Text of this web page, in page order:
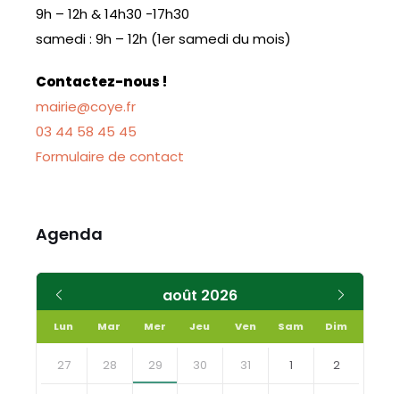
9h – 12h & 14h30 -17h30
samedi : 9h – 12h (1er samedi du mois)
Contactez-nous !
mairie@coye.fr
03 44 58 45 45
Formulaire de contact
Agenda
août 2026
précédent
Lun Mar Mer Jeu Ven Sam Dim
Skip
calendar
27 28 29 30 31 1 2